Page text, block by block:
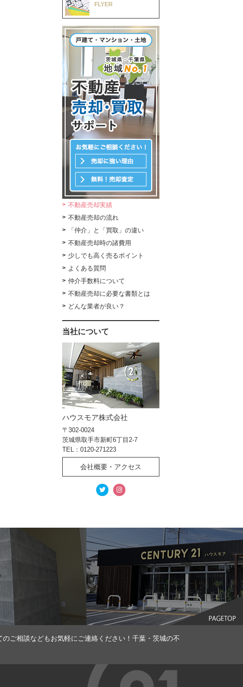
FLYER
不動産売却実績
不動産売却の流れ
「仲介」と「買取」の違い
不動産売却時の諸費用
少しでも高く売るポイント
よくある質問
仲介手数料について
不動産売却に必要な書類とは
どんな業者が良い？
当社について
ハウスモア株式会社
〒302-0024
茨城県取手市新町6丁目2-7
TEL：0120-271223
会社概要・アクセス
ご相談などもお気軽にご連絡ください！千葉・茨城の不